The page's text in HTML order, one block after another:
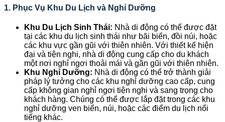
1. Phục Vụ Khu Du Lịch và Nghỉ Dưỡng
Khu Du Lịch Sinh Thái: Nhà di động có thể được đặt
tại các khu du lịch sinh thái như bãi biển, đồi núi, hoặc
các khu vực gần gũi với thiên nhiên. Với thiết kế hiện
đại và tiện nghi, nhà di động cung cấp cho du khách
một nơi nghỉ ngơi thoải mái và gần gũi với thiên nhiên.
Khu Nghỉ Dưỡng: Nhà di động có thể trở thành giải
pháp lý tưởng cho các khu nghỉ dưỡng cao cấp, cung
cấp không gian nghỉ ngơi tiện nghi và sang trọng cho
khách hàng. Chúng có thể được lắp đặt trong các khu
nghỉ dưỡng ven biển, núi, hoặc các điểm du lịch nổi
tiếng khác.